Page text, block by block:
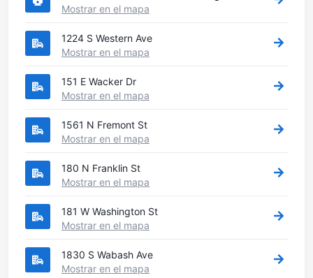
Mostrar en el mapa
1224 S Western Ave
Mostrar en el mapa
151 E Wacker Dr
Mostrar en el mapa
1561 N Fremont St
Mostrar en el mapa
180 N Franklin St
Mostrar en el mapa
181 W Washington St
Mostrar en el mapa
1830 S Wabash Ave
Mostrar en el mapa